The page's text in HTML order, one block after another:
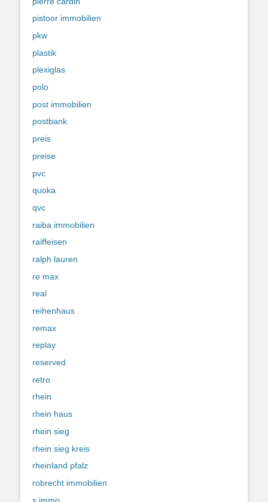
pistoor immobilien
pkw
plastik
plexiglas
polo
post immobilien
postbank
preis
preise
pvc
quoka
qvc
raiba immobilien
raiffeisen
ralph lauren
re max
real
reihenhaus
remax
replay
reserved
retro
rhein
rhein haus
rhein sieg
rhein sieg kreis
rheinland pfalz
robrecht immobilien
s immo